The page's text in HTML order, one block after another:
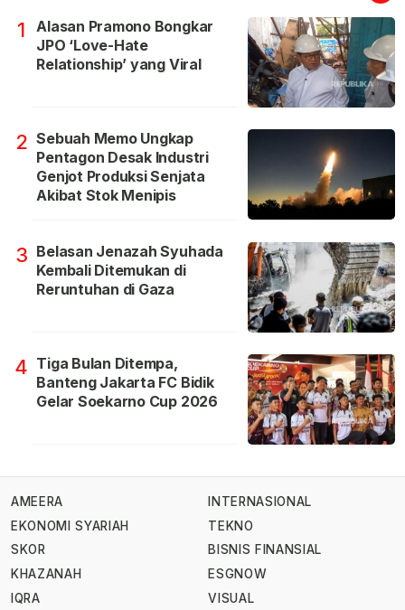
1
Alasan Pramono Bongkar
JPO ‘Love-Hate
Relationship’ yang Viral
2 Sebuah Memo Ungkap
Pentagon Desak Industri
Genjot Produksi Senjata
Akibat Stok Menipis
3 Belasan Jenazah Syuhada
Kembali Ditemukan di
Reruntuhan di Gaza
4 Tiga Bulan Ditempa,
Banteng Jakarta FC Bidik
Gelar Soekarno Cup 2026
AMEERA
EKONOMI SYARIAH
SKOR
KHAZANAH
IQRA
INTERNASIONAL
TEKNO
BISNIS FINANSIAL
ESGNOW
VISUAL